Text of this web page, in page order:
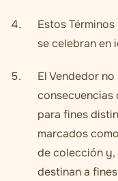
Estos
se celebran en
El Vendedor
consecuencias
para fines
marcados
de colección y,
destinan a